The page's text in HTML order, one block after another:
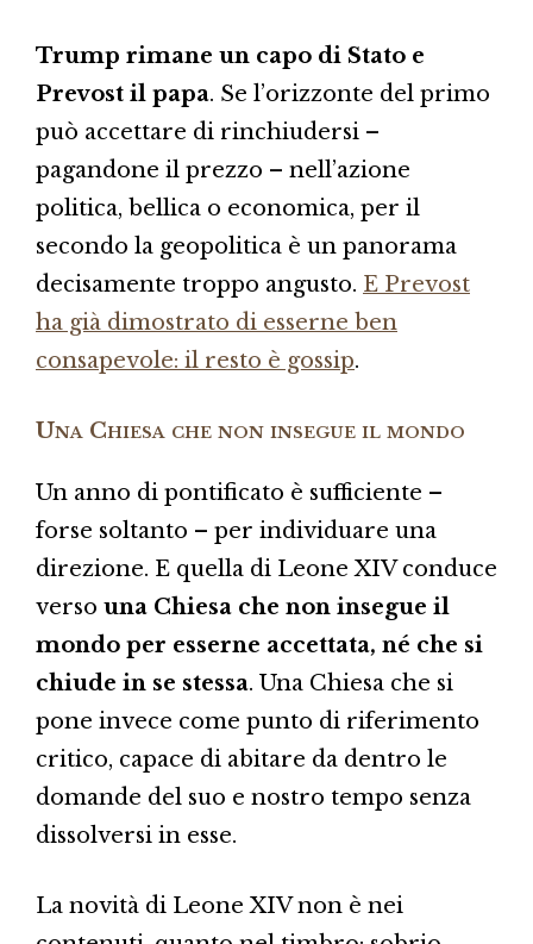
Trump rimane un capo di Stato e
Prevost il papa. Se l’orizzonte del primo
può accettare di rinchiudersi –
pagandone il prezzo – nell’azione
politica, bellica o economica, per il
secondo la geopolitica è un panorama
decisamente troppo angusto. E Prevost
ha già dimostrato di esserne ben
consapevole: il resto è gossip.
Una Chiesa che non insegue il mondo
Un anno di pontificato è sufficiente –
forse soltanto – per individuare una
direzione. E quella di Leone XIV conduce
verso una Chiesa che non insegue il
mondo per esserne accettata, né che si
chiude in se stessa. Una Chiesa che si
pone invece come punto di riferimento
critico, capace di abitare da dentro le
domande del suo e nostro tempo senza
dissolversi in esse.
La novità di Leone XIV non è nei